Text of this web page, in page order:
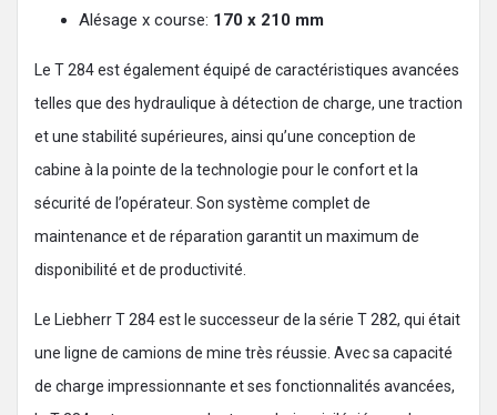
Alésage x course: 170 x 210 mm
Le T 284 est également équipé de caractéristiques avancées
telles que des hydraulique à détection de charge, une traction
et une stabilité supérieures, ainsi qu’une conception de
cabine à la pointe de la technologie pour le confort et la
sécurité de l’opérateur. Son système complet de
maintenance et de réparation garantit un maximum de
disponibilité et de productivité.
Le Liebherr T 284 est le successeur de la série T 282, qui était
une ligne de camions de mine très réussie. Avec sa capacité
de charge impressionnante et ses fonctionnalités avancées,